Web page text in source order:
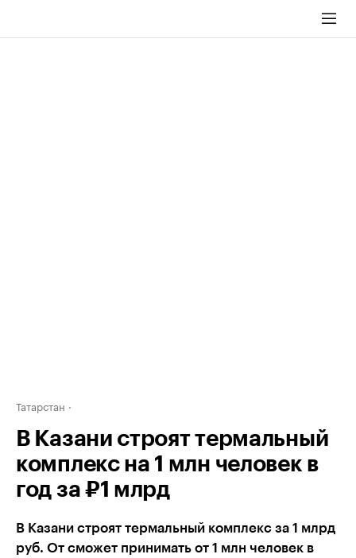
Татарстан
В Казани строят термальный
комплекс на 1 млн человек в
год за ₽1 млрд
В Казани строят термальный комплекс за 1 млрд
руб. От сможет принимать от 1 млн человек в